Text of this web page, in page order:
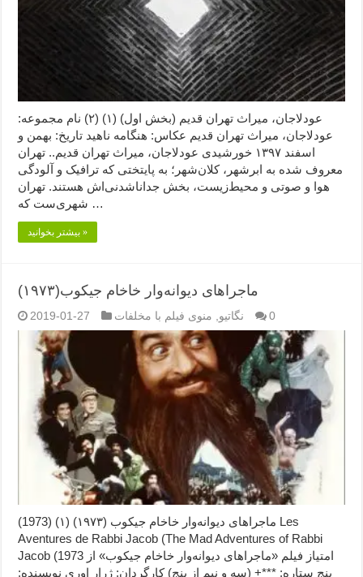
عودلاجان، میراث تهران قدیم (بخش اول) (۱) (۲) نام مجموعه:
عودلاجان، میراث تهران قدیم عکاس: هنگامه ناهید تاریخ: بهمن و
اسفند ۱۳۹۷ خورشیدی عودلاجان، میراث تهران قدیم.. تهران
معروف شده به ابرشهر، کلان‌شهر؛ به پایتختی که ترافیک و آلودگی
هوا و صوتی و محیط‌زیست، بخش جداناشدنی‌اش هستند. تهران
شهری‌ست که …
بیشتر بخوانید »
ماجراهای دیوانه‌وار خاخام جیکوب(۱۹۷۳)
2019-01-27 نگاتیو, منوی فیلم با مخلفات 0
ماجراهای دیوانه‌وار خاخام جیکوب (۱۹۷۳) (۱) (1973) Les
Aventures de Rabbi Jacob (The Mad Adventures of Rabbi
Jacob (1973 امتیاز فیلم «ماجراهای دیوانه‌وار خاخام جیکوب» از
پنج ستاره: ***+ (سه و نیم از پنج) کارگردان: ژرار اوری نویسنده: